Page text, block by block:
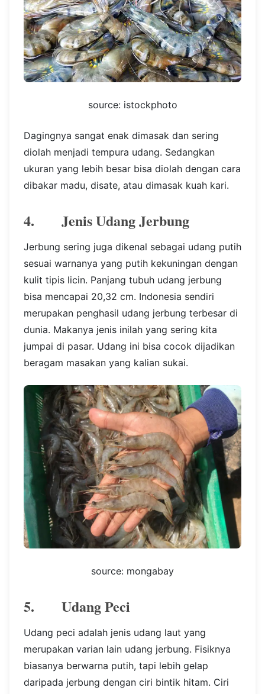
source: istockphoto
Dagingnya sangat enak dimasak dan sering
diolah menjadi tempura udang. Sedangkan
ukuran yang lebih besar bisa diolah dengan cara
dibakar madu, disate, atau dimasak kuah kari.
4. Jenis Udang Jerbung
Jerbung sering juga dikenal sebagai udang putih
sesuai warnanya yang putih kekuningan dengan
kulit tipis licin. Panjang tubuh udang jerbung
bisa mencapai 20,32 cm. Indonesia sendiri
merupakan penghasil udang jerbung terbesar di
dunia. Makanya jenis inilah yang sering kita
jumpai di pasar. Udang ini bisa cocok dijadikan
beragam masakan yang kalian sukai.
source: mongabay
5. Udang Peci
Udang peci adalah jenis udang laut yang
merupakan varian lain udang jerbung. Fisiknya
biasanya berwarna putih, tapi lebih gelap
daripada jerbung dengan ciri bintik hitam. Ciri